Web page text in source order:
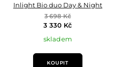
Inlight Bio duo Day & Night
3 698 Kč
3 330 Kč
skladem
KOUPIT